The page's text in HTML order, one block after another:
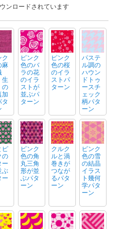
ンロードされています
ク
麻
生
の
加
ピンク
色のバ
ラの花
のイラ
ストが
並ぶパ
ターン
ピンク
色の桜
のイラ
ストパ
ターン
パステ
ル調の
ハウン
ドトゥ
ースチ
ェック
柄パタ
ーン
ピ
の
ー
ぶ
ー
ピンク
色の角
丸三角
形が並
ぶパタ
ーン
クルク
ルと渦
巻きが
つなが
るパタ
ーン
ピンク
色の雪
の結晶
イラス
ト幾何
学パタ
ーン